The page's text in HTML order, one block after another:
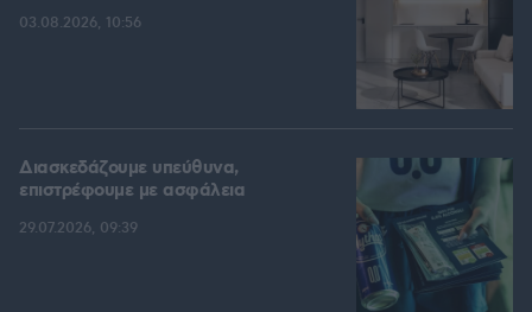
03.08.2026, 10:56
Διασκεδάζουμε υπεύθυνα,
επιστρέφουμε με ασφάλεια
29.07.2026, 09:39